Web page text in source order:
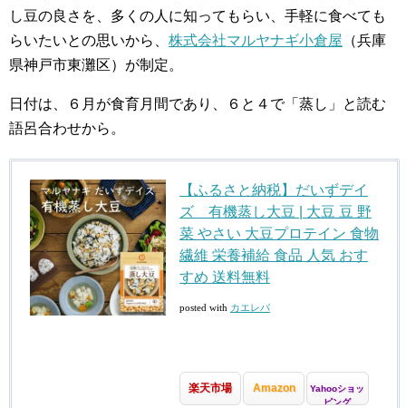
し豆の良さを、多くの人に知ってもらい、手軽に食べても
らいたいとの思いから、 株式会社マルヤナギ小倉屋 （兵庫
県神戸市東灘区）が制定。
日付は、６月が食育月間であり、６と４で「蒸し」と読む
語呂合わせから。
【ふるさと納税】だいずデイ
ズ 有機蒸し大豆 | 大豆 豆 野
菜 やさい 大豆プロテイン 食物
繊維 栄養補給 食品 人気 おす
すめ 送料無料
posted with カエレバ
楽天市場 Amazon
Yahooショッ
ピング